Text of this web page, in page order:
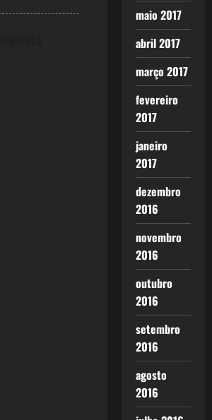
maio 2017
abril 2017
março 2017
fevereiro
2017
janeiro
2017
dezembro
2016
novembro
2016
outubro
2016
setembro
2016
agosto
2016